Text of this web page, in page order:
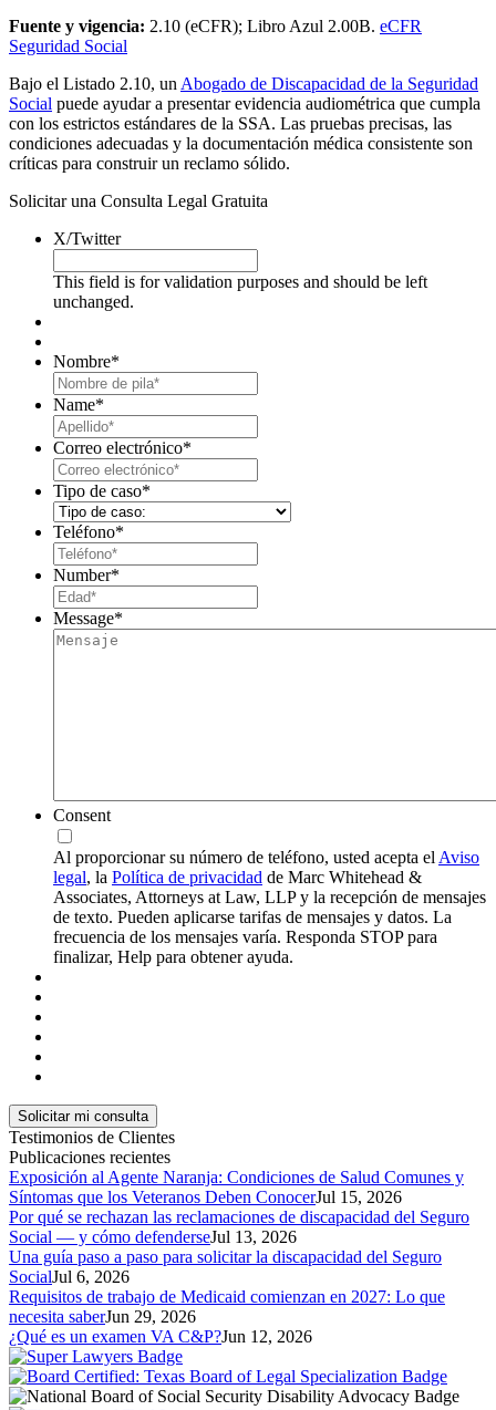
Fuente y vigencia: 2.10 (eCFR); Libro Azul 2.00B. eCFR
Seguridad Social
Bajo el Listado 2.10, un Abogado de Discapacidad de la Seguridad
Social puede ayudar a presentar evidencia audiométrica que cumpla
con los estrictos estándares de la SSA. Las pruebas precisas, las
condiciones adecuadas y la documentación médica consistente son
críticas para construir un reclamo sólido.
Solicitar una Consulta Legal Gratuita
X/Twitter
This field is for validation purposes and should be left
unchanged.
Nombre*
Name*
Correo electrónico*
Tipo de caso*
Teléfono*
Number*
Message*
Consent
Al proporcionar su número de teléfono, usted acepta el Aviso
legal, la Política de privacidad de Marc Whitehead &
Associates, Attorneys at Law, LLP y la recepción de mensajes
de texto. Pueden aplicarse tarifas de mensajes y datos. La
frecuencia de los mensajes varía. Responda STOP para
finalizar, Help para obtener ayuda.
Testimonios de Clientes
Publicaciones recientes
Exposición al Agente Naranja: Condiciones de Salud Comunes y
Síntomas que los Veteranos Deben ConocerJul 15, 2026
Por qué se rechazan las reclamaciones de discapacidad del Seguro
Social — y cómo defenderseJul 13, 2026
Una guía paso a paso para solicitar la discapacidad del Seguro
SocialJul 6, 2026
Requisitos de trabajo de Medicaid comienzan en 2027: Lo que
necesita saberJun 29, 2026
¿Qué es un examen VA C&P?Jun 12, 2026